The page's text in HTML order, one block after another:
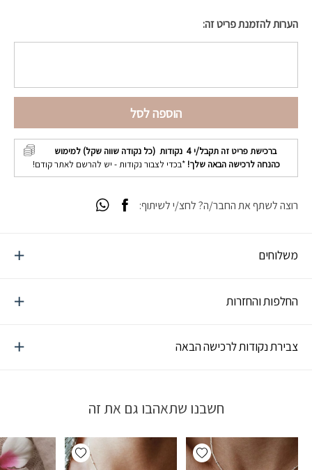
הערות להזמנת פריט זה:
הוספה לסל
ברכישת פריט זה תקבל/י4 נקודות (כל נקודה שווה שקל) למימוש
כהנחה לרכישה הבאה שלך! *בכדי לצבור נקודות - יש להרשם לאתר קודם!
משלוחים
החלפות והחזרות
צבירת נקודות לרכישה הבאה
רוצה לשתף את החבר/ה? לחצ/י לשיתוף:
חשבנו שתאהבו גם את זה
Add wishlist
Add wishlist